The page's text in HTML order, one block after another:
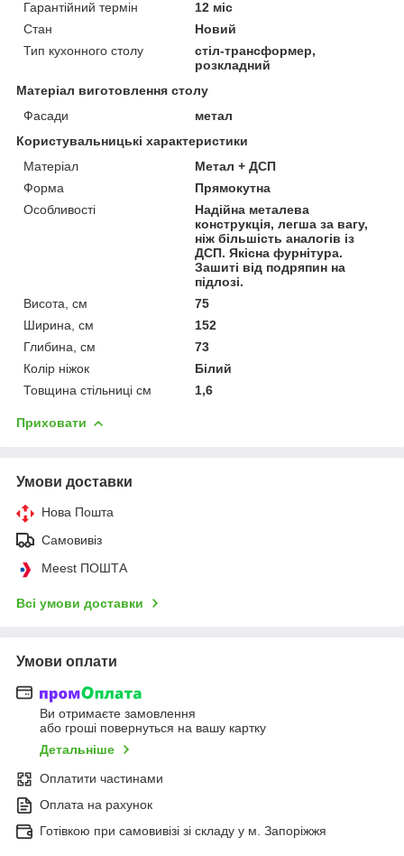
Гарантійний термін
12 міс
Стан
Новий
Тип кухонного столу
стіл-трансформер,
розкладний
Матеріал виготовлення столу
Фасади
метал
Користувальницькі характеристики
Матеріал
Метал + ДСП
Форма
Прямокутна
Особливості
Надійна металева
конструкція, легша за вагу,
ніж більшість аналогів із
ДСП. Якісна фурнітура.
Зашиті від подряпин на
підлозі.
Висота, см
75
Ширина, см
152
Глибина, см
73
Колір ніжок
Білий
Товщина стільниці см
1,6
Приховати
Умови доставки
Нова Пошта
Самовивіз
Meest ПОШТА
Всі умови доставки
Умови оплати
Ви отримаєте замовлення
або гроші повернуться на вашу картку
Детальніше
Оплатити частинами
Оплата на рахунок
Готівкою при самовивізі зі складу у м. Запоріжжя